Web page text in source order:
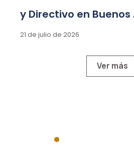
y Directivo en Buenos
21 de julio de 2026
Ver más